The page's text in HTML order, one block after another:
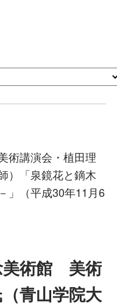
術講演会・植田理
）「泉鏡花と鏑木
」（平成30年11月6
美術館 美術
青山学院大